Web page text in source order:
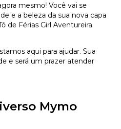
mesmo! Você vai se
e a beleza da sua nova capa
de Férias Girl Aventureira.
aqui para ajudar. Sua
e será um prazer atender
Mymo